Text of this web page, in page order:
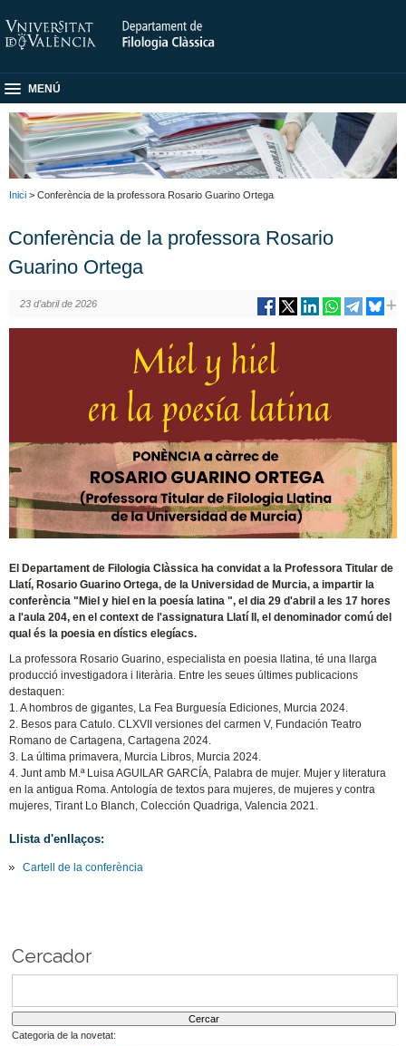
MENÚ
Inici > Conferència de la professora Rosario Guarino Ortega
Conferència de la professora Rosario
Guarino Ortega
23 d’abril de 2026
El Departament de Filologia Clàssica ha convidat a la Professora Titular de
Llatí, Rosario Guarino Ortega, de la Universidad de Murcia, a impartir la
conferència "Miel y hiel en la poesía latina ", el dia 29 d'abril a les 17 hores
a l'aula 204, en el context de l'assignatura Llatí II, el denominador comú del
qual és la poesia en dístics elegíacs.
La professora Rosario Guarino, especialista en poesia llatina, té una llarga
producció investigadora i literària. Entre les seues últimes publicacions
destaquen:
1. A hombros de gigantes, La Fea Burguesía Ediciones, Murcia 2024.
2. Besos para Catulo. CLXVII versiones del carmen V, Fundación Teatro
Romano de Cartagena, Cartagena 2024.
3. La última primavera, Murcia Libros, Murcia 2024.
4. Junt amb M.ª Luisa AGUILAR GARCÍA, Palabra de mujer. Mujer y literatura
en la antigua Roma. Antología de textos para mujeres, de mujeres y contra
mujeres, Tirant Lo Blanch, Colección Quadriga, Valencia 2021.
Llista d'enllaços:
Cartell de la conferència
Cercador
Categoria de la novetat: